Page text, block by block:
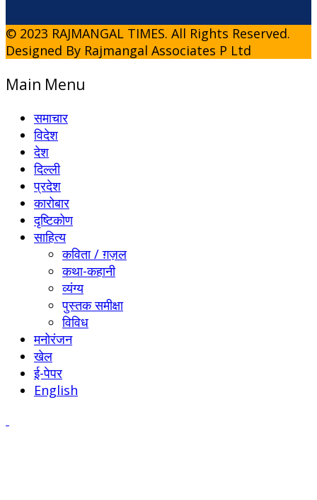
© 2023 RAJMANGAL TIMES. All Rights Reserved.
Designed By Rajmangal Associates P Ltd
Main Menu
समाचार
विदेश
देश
दिल्ली
प्रदेश
कारोबार
दृष्टिकोण
साहित्य
कविता / ग़ज़ल
कथा-कहानी
व्यंग्य
पुस्तक समीक्षा
विविध
मनोरंजन
खेल
ई-पेपर
English